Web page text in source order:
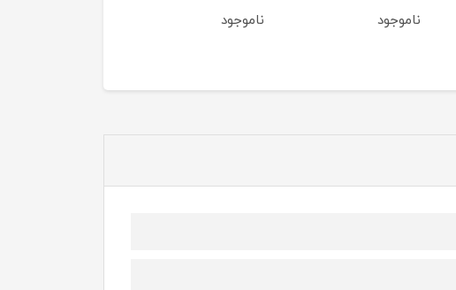
ناموجود ناموجود